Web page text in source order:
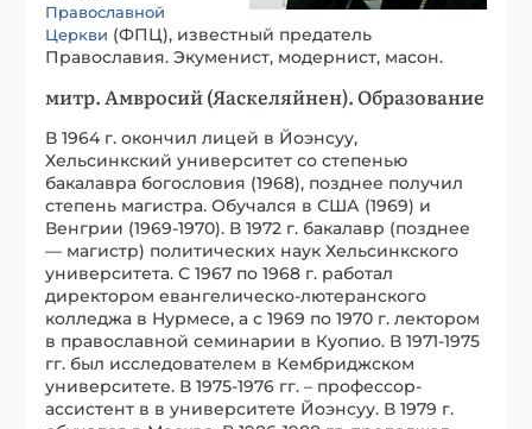
Православной
Церкви (ФПЦ), известный предатель
Православия. Экуменист, модернист, масон.
митр. Амвросий (Яаскеляйнен). Образование
В 1964 г. окончил лицей в Йоэнсуу,
Хельсинкский университет со степенью
бакалавра богословия (1968), позднее получил
степень магистра. Обучался в США (1969) и
Венгрии (1969-1970). В 1972 г. бакалавр (позднее
— магистр) политических наук Хельсинкского
университета. С 1967 по 1968 г. работал
директором евангелическо-лютеранского
колледжа в Нурмесе, а с 1969 по 1970 г. лектором
в православной семинарии в Куопио. В 1971-1975
гг. был исследователем в Кембриджском
университете. В 1975-1976 гг. – профессор-
ассистент в в университете Йоэнсуу. В 1979 г.